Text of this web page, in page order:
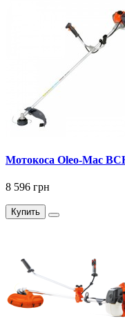
Мотокоса Oleo-Mac
8 596 грн
Купить